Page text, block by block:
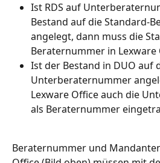
Ist RDS auf
Bestand auf die Standard-
angelegt, dann muss die
Beraternummer in
Ist der Bestand in DUO auf
Unterberaternummer
Lexware Office auch die
als Beraternummer
Beraternummer und